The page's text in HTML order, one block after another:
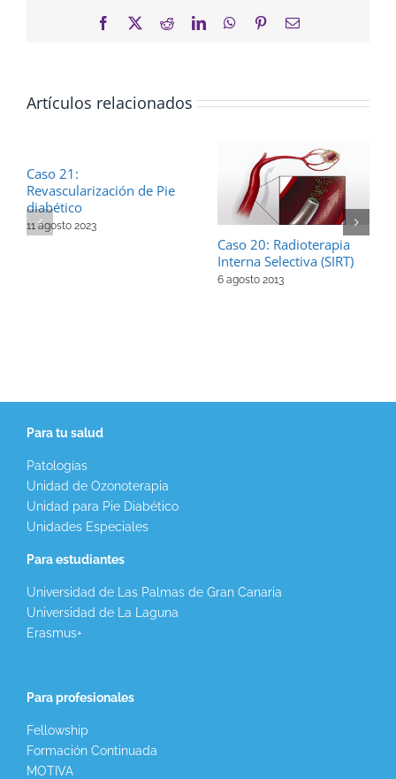
Facebook RedditLinkedInWhatsApp
PinterestCorreo
Artículos relacionados
Caso 21:
Revascularización de Pie
diabético
11 agosto 2023
Caso 20: Radioterapia
Interna Selectiva (SIRT)
6 agosto 2013
Para tu salud
Patologías
Unidad de Ozonoterapia
Unidad para Pie Diabético
Unidades Especiales
Para estudiantes
Universidad de Las Palmas de Gran Canaria
Universidad de La Laguna
Erasmus+
Para profesionales
Fellowship
Formación Continuada
MOTIVA